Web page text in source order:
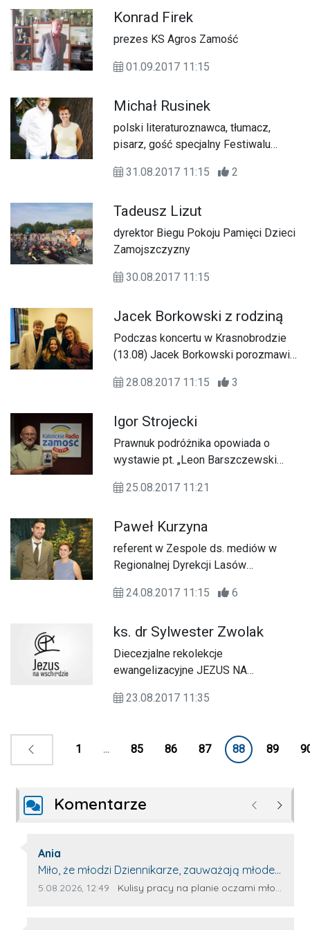
Konrad Firek
prezes KS Agros Zamość
01.09.2017 11:15
Michał Rusinek
polski literaturoznawca, tłumacz,
pisarz, gość specjalny Festiwalu
31.08.2017 11:15
2
Tadeusz Lizut
dyrektor Biegu Pokoju Pamięci Dzieci
Zamojszczyzny
30.08.2017 11:15
Jacek Borkowski z rodziną
Podczas koncertu w Krasnobrodzie
(13.08) Jacek Borkowski porozmawiał
28.08.2017 11:15
3
Igor Strojecki
Prawnuk podróżnika opowiada o
wystawie pt. „Leon Barszczewski
Środkowej”.
25.08.2017 11:21
Paweł Kurzyna
referent w Zespole ds. mediów w
Regionalnej Dyrekcji Lasów
24.08.2017 11:15
6
ks. dr Sylwester Zwolak
Diecezjalne rekolekcje
ewangelizacyjne JEZUS NA
23.08.2017 11:35
1 ... 85 86 87 88 89
Komentarze Poprzednie
Autor komentarza:
Ania
Treść komentarza:
Miło, że młodzi Dziennikarze, zauważają młode
talenty, które dopiero wkraczają na rynek
Data dodania komentarza:
5.08.2026, 12:49 Źródło komentarza:
Kulisy pracy na planie oczami młodego filmowca